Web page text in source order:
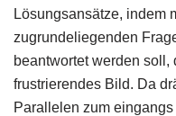
Lösungsansätze, indem
zugrundeliegenden
beantwortet werden soll,
frustrierendes Bild. Da
Parallelen zum